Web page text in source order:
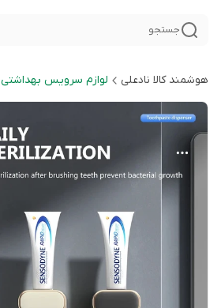
جستجو
هوشمند کالا نادعلی لوازم سرویس بهداشتی